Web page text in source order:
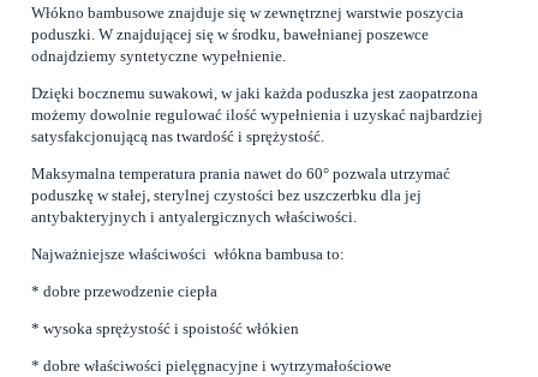
Włókno bambusowe znajduje się w zewnętrznej warstwie poszycia
poduszki. W znajdującej się w środku, bawełnianej poszewce
odnajdziemy syntetyczne wypełnienie.
Dzięki bocznemu suwakowi, w jaki każda poduszka jest zaopatrzona
możemy dowolnie regulować ilość wypełnienia i uzyskać najbardziej
satysfakcjonującą nas twardość i sprężystość.
Maksymalna temperatura prania nawet do 60° pozwala utrzymać
poduszkę w stałej, sterylnej czystości bez uszczerbku dla jej
antybakteryjnych i antyalergicznych właściwości.
Najważniejsze właściwości włókna bambusa to:
* dobre przewodzenie ciepła
* wysoka sprężystość i spoistość włókien
* dobre właściwości pielęgnacyjne i wytrzymałościowe